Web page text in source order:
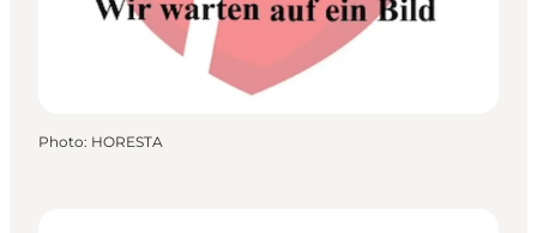
Photo: HORESTA